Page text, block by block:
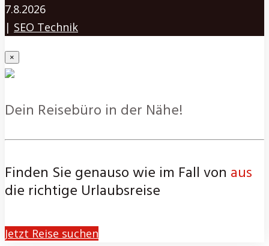
7.8.2026
| SEO Technik
×
Dein Reisebüro in der Nähe!
Finden Sie genauso wie im Fall von aus
die richtige Urlaubsreise
Jetzt Reise suchen